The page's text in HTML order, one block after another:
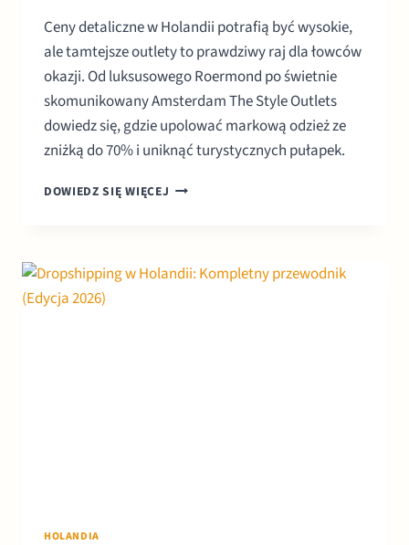
Ceny detaliczne w Holandii potrafią być wysokie,
ale tamtejsze outlety to prawdziwy raj dla łowców
okazji. Od luksusowego Roermond po świetnie
skomunikowany Amsterdam The Style Outlets
dowiedz się, gdzie upolować markową odzież ze
zniżką do 70% i uniknąć turystycznych pułapek.
DOWIEDZ SIĘ WIĘCEJ OUTLETY
KUPOWAĆ
MARKOWĄ
HOLANDIA